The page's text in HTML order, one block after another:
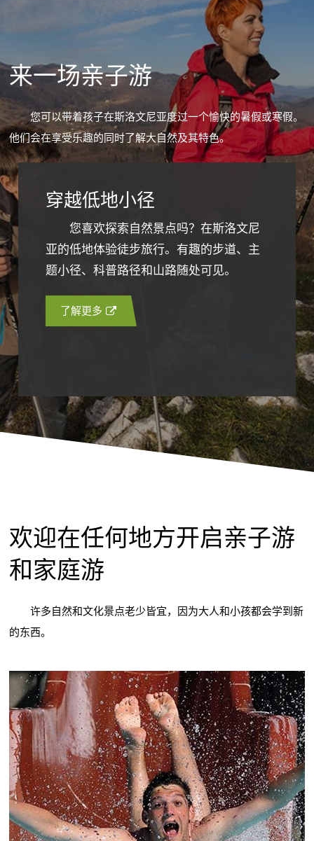
来一场亲子游
您可以带着孩子在斯洛文尼亚度过一个愉快的暑假或寒假。
他们会在享受乐趣的同时了解大自然及其特色。
穿越低地小径
您喜欢探索自然景点吗？在斯洛文尼
亚的低地体验徒步旅行。有趣的步道、主
题小径、科普路径和山路随处可见。
了解更多
欢迎在任何地方开启亲子游
和家庭游
许多自然和文化景点老少皆宜，因为大人和小孩都会学到新
的东西。